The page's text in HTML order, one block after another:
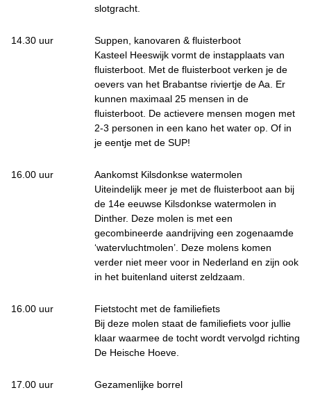
slotgracht.
14.30 uur
Suppen, kanovaren & fluisterboot
Kasteel Heeswijk vormt de instapplaats van
fluisterboot. Met de fluisterboot verken je de
oevers van het Brabantse riviertje de Aa. Er
kunnen maximaal 25 mensen in de
fluisterboot. De actievere mensen mogen met
2-3 personen in een kano het water op. Of in
je eentje met de SUP!
16.00 uur
Aankomst Kilsdonkse watermolen
Uiteindelijk meer je met de fluisterboot aan bij
de 14e eeuwse Kilsdonkse watermolen in
Dinther. Deze molen is met een
gecombineerde aandrijving een zogenaamde
‘watervluchtmolen’. Deze molens komen
verder niet meer voor in Nederland en zijn ook
in het buitenland uiterst zeldzaam.
16.00 uur
Fietstocht met de familiefiets
Bij deze molen staat de familiefiets voor jullie
klaar waarmee de tocht wordt vervolgd richting
De Heische Hoeve.
17.00 uur Gezamenlijke borrel